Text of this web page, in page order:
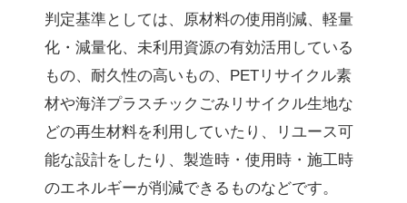
判定基準としては、原材料の使用削減、軽量
化・減量化、未利用資源の有効活用している
もの、耐久性の高いもの、PETリサイクル素
材や海洋プラスチックごみリサイクル生地な
どの再生材料を利用していたり、リユース可
能な設計をしたり、製造時・使用時・施工時
のエネルギーが削減できるものなどです。